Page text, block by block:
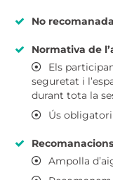
No
Normativa de
Els
seguretat i
durant tota la
Ús
Recomanacions
Ampolla